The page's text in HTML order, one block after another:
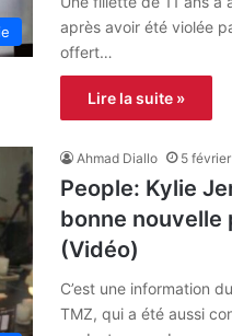
après avoir été violée
offert…
Lire la suite »
Ahmad Diallo 5
People: Kylie
bonne nouvelle
(Vidéo)
C’est une information
TMZ, qui a été aussi